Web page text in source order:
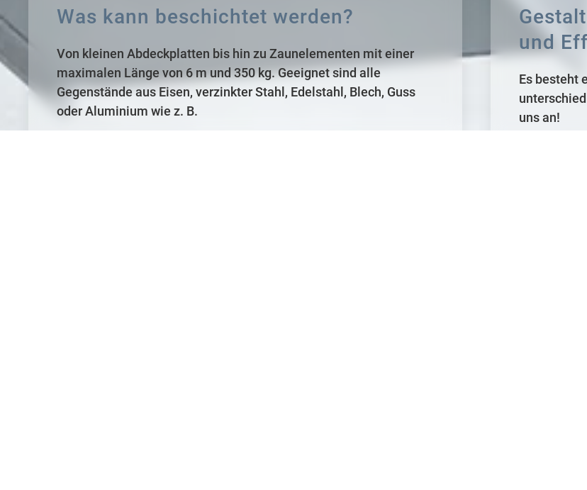
Was kann beschichtet werden?
Von kleinen Abdeckplatten bis hin zu Zaunelementen mit einer
maximalen Länge von 6 m und 350 kg. Geeignet sind alle
Gegenstände aus Eisen, verzinkter Stahl, Edelstahl, Blech, Guss
oder Aluminium wie z. B.
und
Es besteht
uns an!